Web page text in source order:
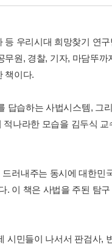
우리시대 희망찾기 연
원, 경찰, 기자, 마담뚜
책이다.
답습하는 사법시스템, 그
나라한 모습을 김두식
러내주는 동시에 대한민
이 책은 사법을 주된 탐
민들이 나서서 판검사,